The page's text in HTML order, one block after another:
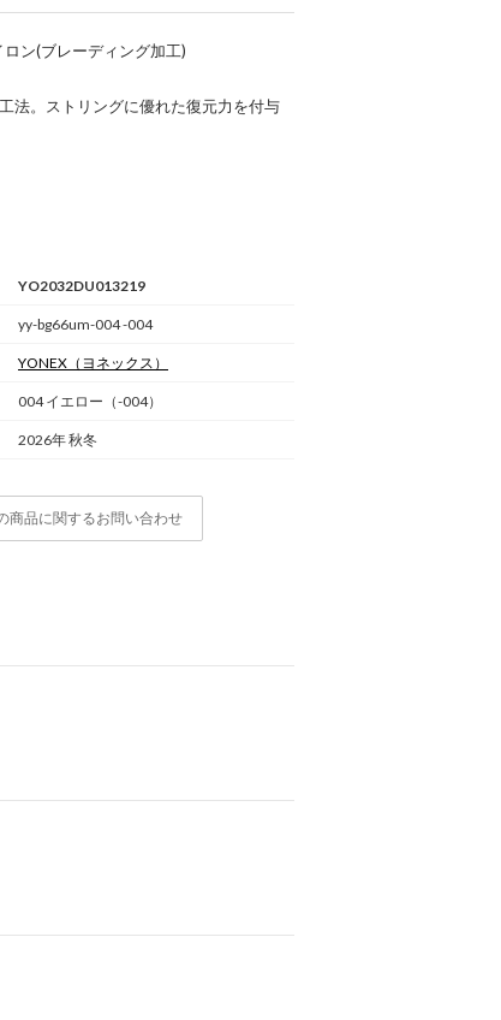
ン(ブレーディング加工)
法。ストリングに優れた復元力を付与
YO2032DU013219
yy-bg66um-004 -004
YONEX （ヨネックス）
004 イエロー（-004）
2026年 秋冬
商品に関するお問い合わせ